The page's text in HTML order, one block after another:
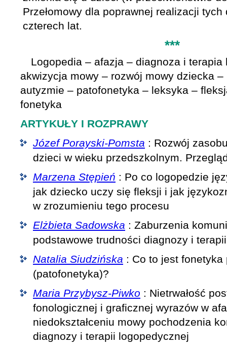
Przełomowy dla poprawnej realizacji
czterech lat.
***
Logopedia – afazja – diagnoza i terapia
akwizycja mowy – rozwój mowy dziecka
autyzmie – patofonetyka – leksyka –
fonetyka
ARTYKUŁY I ROZPRAWY
Józef Porayski-Pomsta : Rozwój
dzieci w wieku przedszkolnym.
Marzena Stępień : Po co logopedzie
jak dziecko uczy się fleksji i jak
w zrozumieniu tego procesu
Elżbieta Sadowska : Zaburzenia
podstawowe trudności diagnozy i
Natalia Siudzińska : Co to jest
(patofonetyka)?
Maria Przybysz-Piwko : Nietrwałość
fonologicznej i graficznej wyrazów w
niedokształceniu mowy pochodzenia
diagnozy i terapii logopedycznej